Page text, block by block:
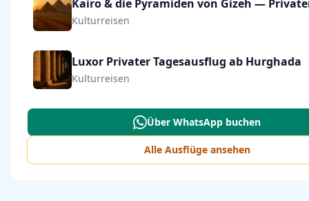
Kulturreisen
Luxor Privater Tagesausflug ab Hurghada
Kulturreisen
Über WhatsApp buchen
Alle Ausflüge ansehen